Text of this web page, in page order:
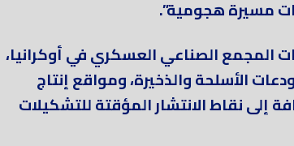
المجمع الصناعي العسكري في أوكرانيا،
الأسلحة والذخيرة، ومواقع إنتاج
إلى نقاط الانتشار المؤقتة للتشكيلات